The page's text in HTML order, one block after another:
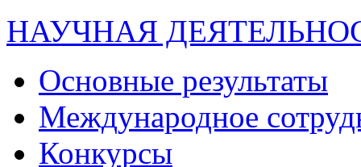
НАУЧНАЯ
Основные результаты
Международное
Конкурсы